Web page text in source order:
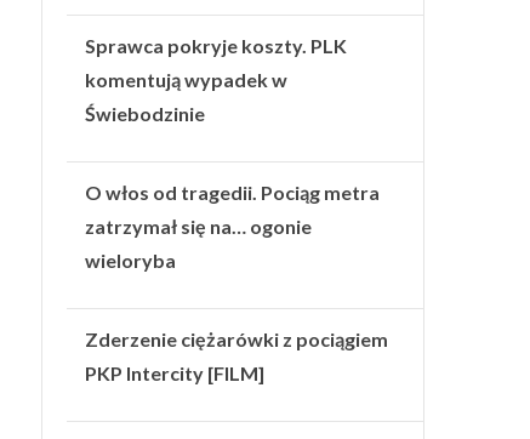
Sprawca pokryje koszty. PLK
komentują wypadek w
Świebodzinie
O włos od tragedii. Pociąg metra
zatrzymał się na… ogonie
wieloryba
Zderzenie ciężarówki z pociągiem
PKP Intercity [FILM]